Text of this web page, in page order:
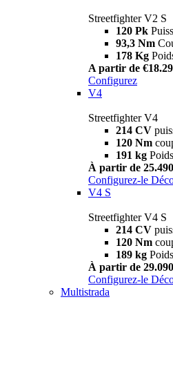
Streetfighter V2 S
120 Pk
93,3 Nm
178 Kg
A partir de
Configurez
V4
Streetfighter V4
214 CV
120 Nm
191 kg
À partir de
Configurez-le
V4 S
Streetfighter V4 S
214 CV
120 Nm
189 kg
À partir de
Configurez-le
Multistrada